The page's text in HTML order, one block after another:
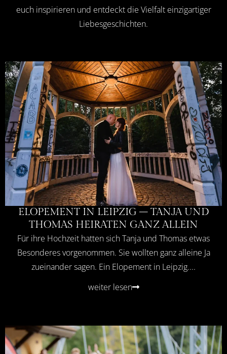
euch inspirieren und entdeckt die Vielfalt einzigartiger
Liebesgeschichten.
ELOPEMENT IN LEIPZIG – TANJA UND
THOMAS HEIRATEN GANZ ALLEIN
Für ihre Hochzeit hatten sich Tanja und Thomas etwas
Besonderes vorgenommen. Sie wollten ganz alleine Ja
zueinander sagen. Ein Elopement in Leipzig....
weiter lesen